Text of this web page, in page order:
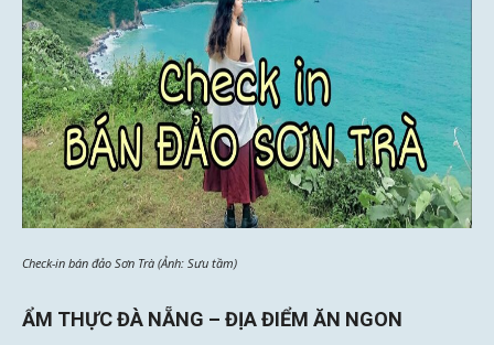
Check-in bán đảo Sơn Trà (Ảnh: Sưu tầm)
ẨM THỰC ĐÀ NẴNG – ĐỊA ĐIỂM ĂN NGON